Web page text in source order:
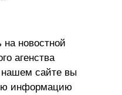
новостной
агенства
сайте вы
информацию